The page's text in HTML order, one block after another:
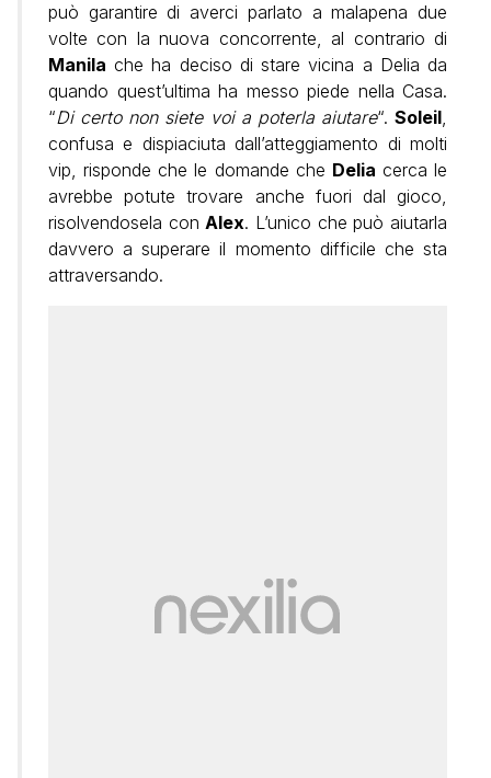
può garantire di averci parlato a malapena due
volte con la nuova concorrente, al contrario di
Manila che ha deciso di stare vicina a Delia da
quando quest’ultima ha messo piede nella Casa.
“Di certo non siete voi a poterla aiutare“. Soleil,
confusa e dispiaciuta dall’atteggiamento di molti
vip, risponde che le domande che Delia cerca le
avrebbe potute trovare anche fuori dal gioco,
risolvendosela conAlex. L’unico che può aiutarla
davvero a superare il momento difficile che sta
attraversando.